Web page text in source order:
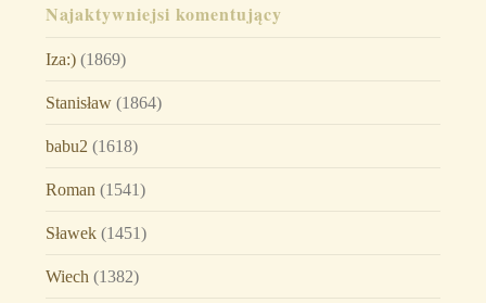
Najaktywniejsi komentujący
Iza:)(1869)
Stanisław(1864)
babu2 (1618)
Roman (1541)
Sławek(1451)
Wiech (1382)